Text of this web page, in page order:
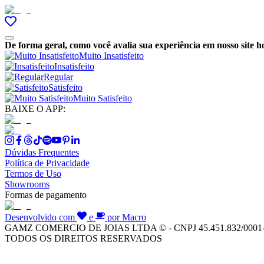
De forma geral, como você avalia sua experiência em nosso site
Muito Insatisfeito
Insatisfeito
Regular
Satisfeito
Muito Satisfeito
BAIXE O APP:
Dúvidas Frequentes
Política de Privacidade
Termos de Uso
Showrooms
Formas de pagamento
Desenvolvido com e
por Macro
GAMZ COMERCIO DE JOIAS LTDA © - CNPJ 45.451.832/
TODOS OS DIREITOS RESERVADOS